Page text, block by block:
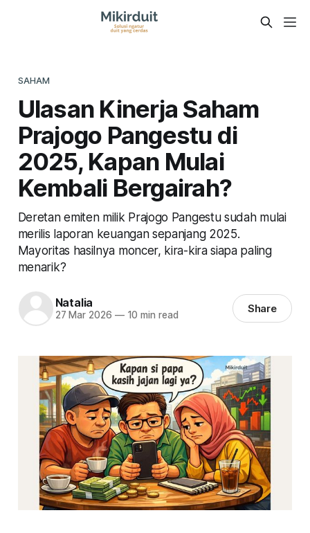
SAHAM
Ulasan Kinerja Saham
Prajogo Pangestu di
2025, Kapan Mulai
Kembali Bergairah?
Deretan emiten milik Prajogo Pangestu sudah mulai
merilis laporan keuangan sepanjang 2025.
Mayoritas hasilnya moncer, kira-kira siapa paling
menarik?
Natalia
27 Mar 2026 —10 min read Share